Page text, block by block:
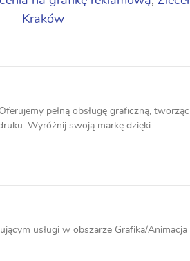
Kraków
pełną obsługę graficzną, tworząc
Wyróżnij swoją markę dzięki...
usługi w obszarze Grafika/Animacja